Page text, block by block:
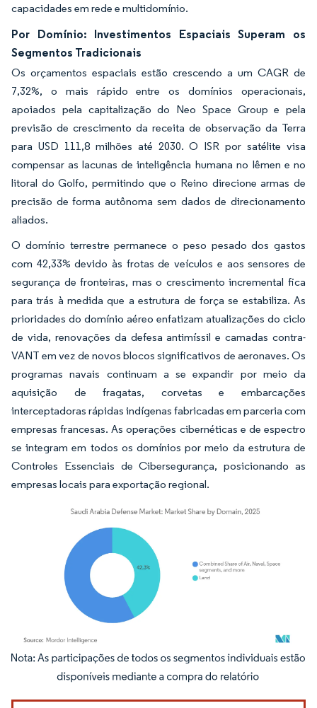
capacidades em rede e multidomínio.
Por Domínio: Investimentos Espaciais Superam os
Segmentos Tradicionais
Os orçamentos espaciais estão crescendo a um CAGR de
7,32%, o mais rápido entre os domínios operacionais,
apoiados pela capitalização do Neo Space Group e pela
previsão de crescimento da receita de observação da Terra
para USD 111,8 milhões até 2030. O ISR por satélite visa
compensar as lacunas de inteligência humana no Iêmen e no
litoral do Golfo, permitindo que o Reino direcione armas de
precisão de forma autônoma sem dados de direcionamento
aliados.
O domínio terrestre permanece o peso pesado dos gastos
com 42,33% devido às frotas de veículos e aos sensores de
segurança de fronteiras, mas o crescimento incremental fica
para trás à medida que a estrutura de força se estabiliza. As
prioridades do domínio aéreo enfatizam atualizações do ciclo
de vida, renovações da defesa antimíssil e camadas contra-
VANT em vez de novos blocos significativos de aeronaves. Os
programas navais continuam a se expandir por meio da
aquisição de fragatas, corvetas e embarcações
interceptadoras rápidas indígenas fabricadas em parceria com
empresas francesas. As operações cibernéticas e de espectro
se integram em todos os domínios por meio da estrutura de
Controles Essenciais de Cibersegurança, posicionando as
empresas locais para exportação regional.
Imagem © Mordor Intelligence. O reuso requer atribuição conforme CC BY 4.0.